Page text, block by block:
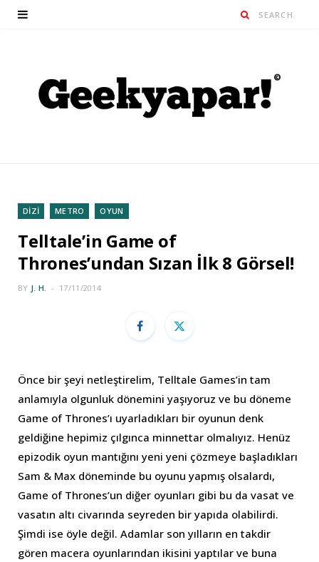
DİZİ METRO OYUN
Telltale’in Game of
Thrones’undan Sızan İlk 8 Görsel!
BY J. H. 17/11/2014
Önce bir şeyi netleştirelim, Telltale Games’in tam
anlamıyla olgunluk dönemini yaşıyoruz ve bu döneme
Game of Thrones’ı uyarladıkları bir oyunun denk
geldiğine hepimiz çılgınca minnettar olmalıyız. Henüz
epizodik oyun mantığını yeni yeni çözmeye başladıkları
Sam & Max döneminde bu oyunu yapmış olsalardı,
Game of Thrones’un diğer oyunları gibi bu da vasat ve
vasatın altı civarında seyreden bir yapıda olabilirdi.
Şimdi ise öyle değil. Adamlar son yılların en takdir
gören macera oyunlarından ikisini yaptılar ve buna